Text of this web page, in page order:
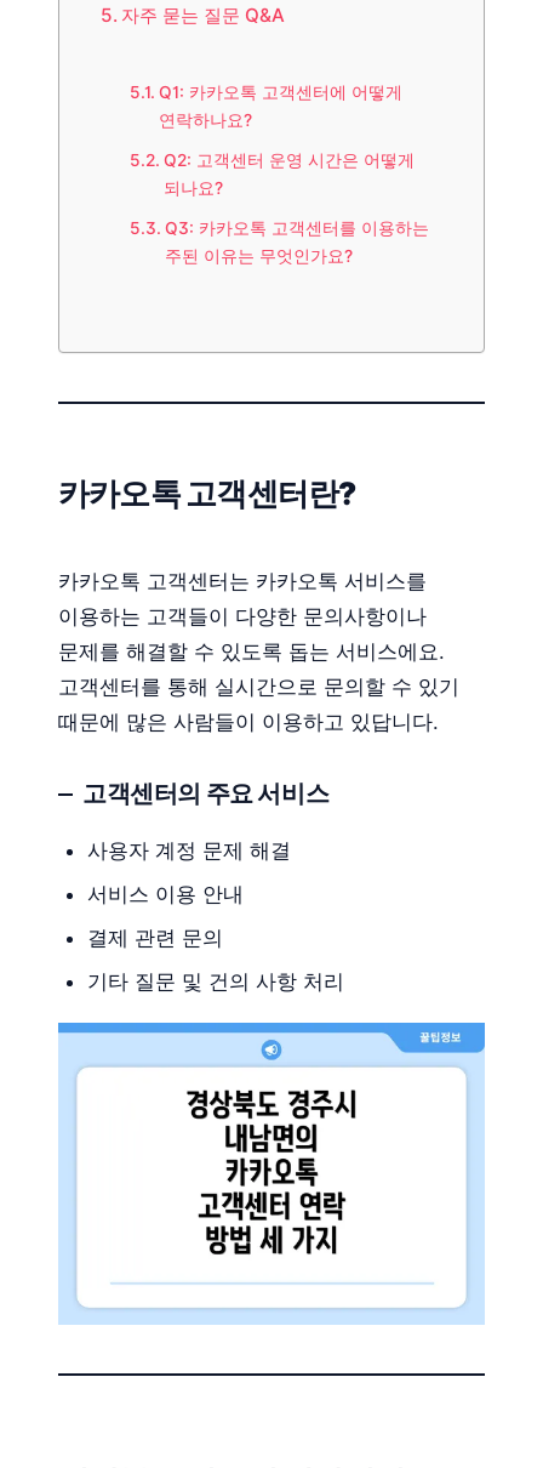
자주 묻는 질문 Q&A
Q1: 카카오톡 고객센터에 어떻게
연락하나요?
Q2: 고객센터 운영 시간은 어떻게
되나요?
Q3: 카카오톡 고객센터를 이용하는
주된 이유는 무엇인가요?
카카오톡 고객센터란?
카카오톡 고객센터는 카카오톡 서비스를
이용하는 고객들이 다양한 문의사항이나
문제를 해결할 수 있도록 돕는 서비스에요.
고객센터를 통해 실시간으로 문의할 수 있기
때문에 많은 사람들이 이용하고 있답니다.
고객센터의 주요 서비스
사용자 계정 문제 해결
서비스 이용 안내
결제 관련 문의
기타 질문 및 건의 사항 처리